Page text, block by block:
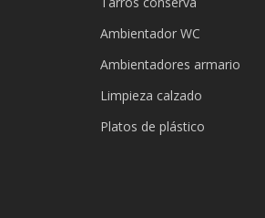
Ambientador WC
Ambientadores armario
Limpieza calzado
Platos de plástico